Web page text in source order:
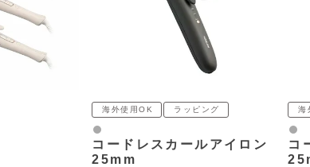
海外使用OK ラッピング
グレー
コードレスカールアイロン
25mm
海
グレ
コ